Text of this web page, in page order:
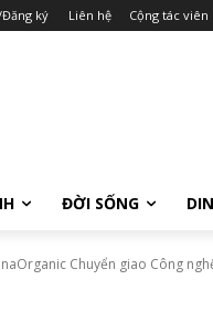
ký Liên hệ Cộng tác viên
ĐỜI SỐNG
Chuyển giao Công